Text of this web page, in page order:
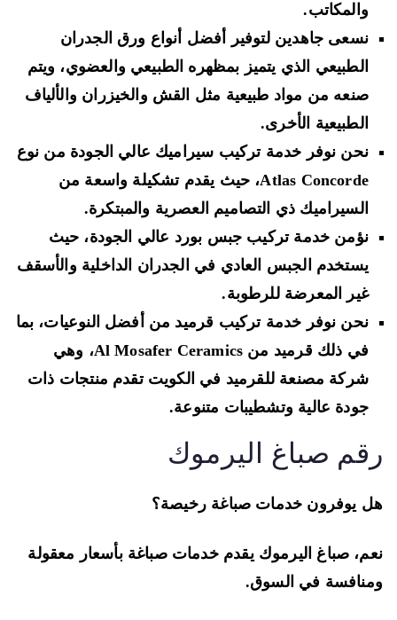
والمكاتب.
نسعى جاهدين لتوفير أفضل أنواع ورق الجدران
الطبيعي الذي يتميز بمظهره الطبيعي والعضوي، ويتم
صنعه من مواد طبيعية مثل القش والخيزران والألياف
الطبيعية الأخرى.
نحن نوفر خدمة تركيب سيراميك عالي الجودة من نوع
Atlas Concorde، حيث يقدم تشكيلة واسعة من
السيراميك ذي التصاميم العصرية والمبتكرة.
نؤمن خدمة تركيب جبس بورد عالي الجودة، حيث
يستخدم الجبس العادي في الجدران الداخلية والأسقف
غير المعرضة للرطوبة.
نحن نوفر خدمة تركيب قرميد من أفضل النوعيات، بما
في ذلك قرميد من Al Mosafer Ceramics، وهي
شركة مصنعة للقرميد في الكويت تقدم منتجات ذات
جودة عالية وتشطيبات متنوعة.
صباغ اليرموك
يوفرون خدمات صباغة رخيصة؟
صباغ اليرموك يقدم خدمات صباغة بأسعار معقولة
في السوق.